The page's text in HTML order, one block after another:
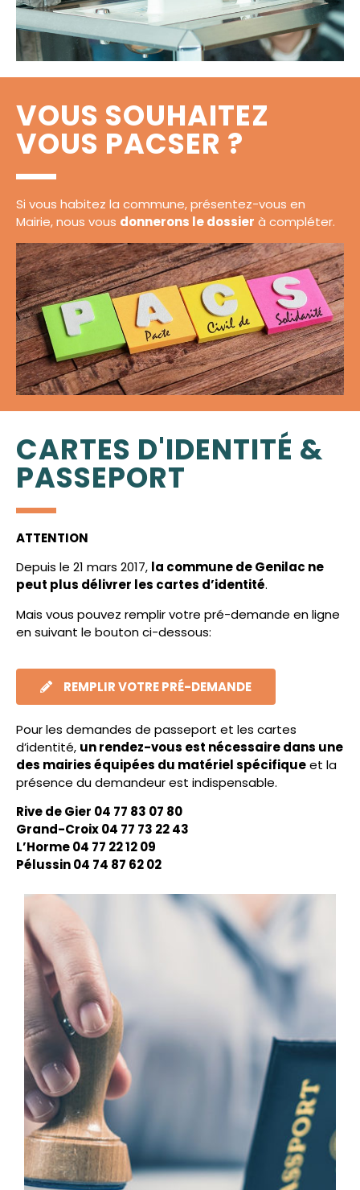
VOUS SOUHAITEZ
VOUS PACSER ?
Si vous habitez la commune, présentez-vous en
Mairie, nous vous donnerons le dossier à compléter.
CARTES D'IDENTITÉ &
PASSEPORT
ATTENTION
Depuis le 21 mars 2017, la commune de Genilac ne
peut plus délivrer les cartes d’identité.
Mais vous pouvez remplir votre pré-demande en ligne
en suivant le bouton ci-dessous:
REMPLIR VOTRE PRÉ-DEMANDE
Pour les demandes de passeport et les cartes
d’identité, un rendez-vous est nécessaire dans une
des mairies équipées du matériel spécifiqueet la
présence du demandeur est indispensable.
Rive de Gier 04 77 83 07 80
Grand-Croix 04 77 73 22 43
L’Horme 04 77 22 12 09
Pélussin 04 74 87 62 02